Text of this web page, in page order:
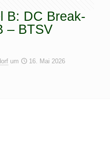
B: DC Break-
– BTSV
um 16. Mai 2026